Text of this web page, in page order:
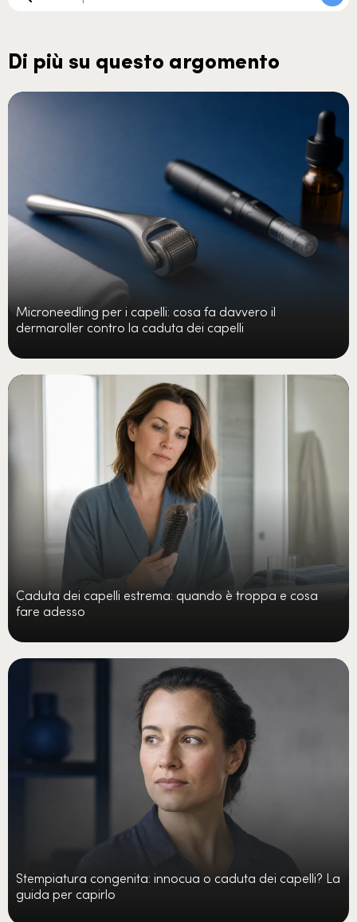
Di più su questo argomento
Microneedling per i capelli: cosa fa davvero il
dermaroller contro la caduta dei capelli
Caduta dei capelli estrema: quando è troppa e cosa
fare adesso
Stempiatura congenita: innocua o caduta dei capelli? La
guida per capirlo